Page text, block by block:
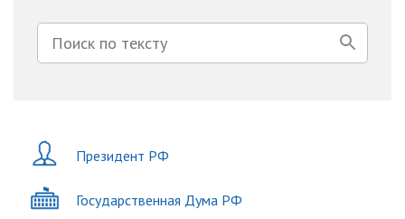
Президент РФ
Государственная Дума РФ